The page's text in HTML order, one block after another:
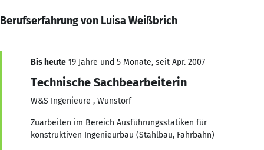
Berufserfahrung von Luisa Weißbrich
Bis heute 19 Jahre und 5 Monate, seit Apr. 2007
Technische Sachbearbeiterin
W&S Ingenieure , Wunstorf
Zuarbeiten im Bereich Ausführungsstatiken für
konstruktiven Ingenieurbau (Stahlbau, Fahrbahn)